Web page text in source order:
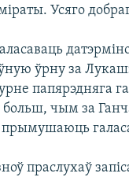
Усяго
ўрну за
папярэдняга
чым за
праслухаў